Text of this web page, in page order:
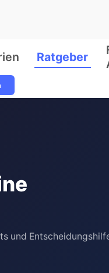
Ratgeber
und